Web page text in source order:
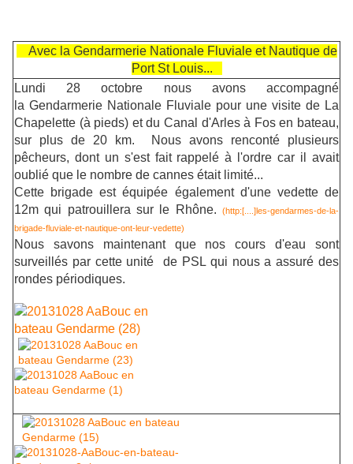
Avec la Gendarmerie Nationale Fluviale et Nautique de
Port St Louis...
Lundi 28 octobre nous avons accompagné
la Gendarmerie Nationale Fluviale pour une visite de La
Chapelette (à pieds) et du Canal d'Arles à Fos en bateau,
sur plus de 20 km. Nous avons renconté plusieurs
pêcheurs, dont un s'est fait rappelé à l'ordre car il avait
oublié que le nombre de cannes était limité...
Cette brigade est équipée également d'une vedette de
12m qui patrouillera sur le Rhône.
(http:[....]les-gendarmes-de-la-
brigade-fluviale-et-nautique-ont-leur-vedette)
Nous savons maintenant que nos cours d'eau sont
surveillés par cette unité de PSL qui nous a assuré des
rondes périodiques.